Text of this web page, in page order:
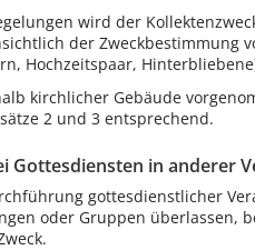
wird der
der Zweckbestimmung
Hochzeitspaar,
kirchlicher Gebäude
2 und 3 entsprechend.
Gottesdiensten in anderer
gottesdienstlicher
oder Gruppen überlassen,